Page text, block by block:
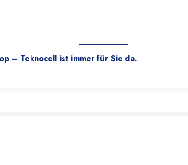
– Teknocell ist immer für Sie da.